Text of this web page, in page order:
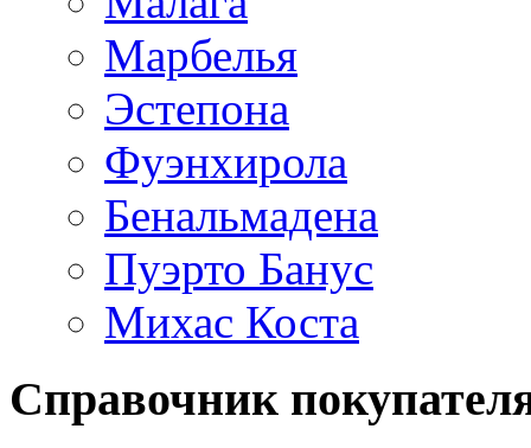
Марбелья
Эстепона
Фуэнхирола
Бенальмадена
Пуэрто Банус
Михас Коста
Справочник